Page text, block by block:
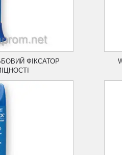
ФІКСАТОР
герметизації жорстких